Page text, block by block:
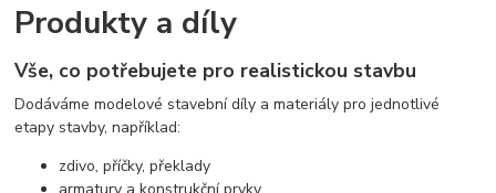
Produkty a díly
Vše, co potřebujete pro realistickou stavbu
Dodáváme modelové stavební díly a materiály pro jednotlivé
etapy stavby, například:
zdivo, příčky, překlady